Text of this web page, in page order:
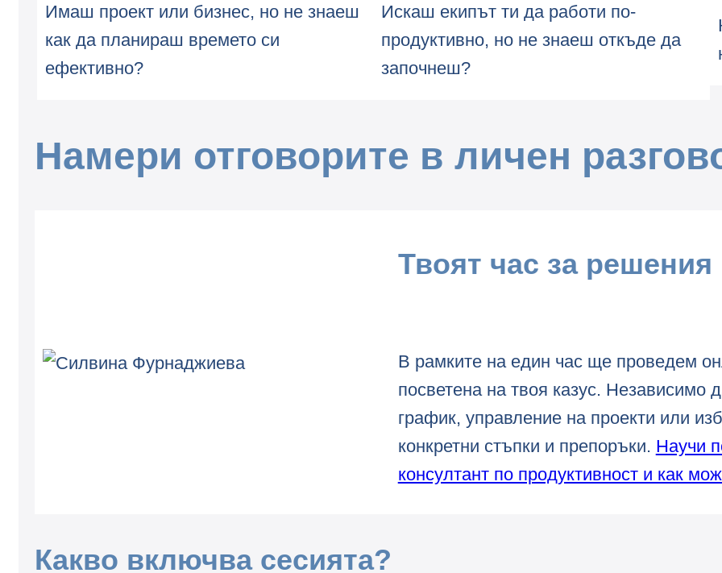
Имаш проект или бизнес, но не знаеш
как да планираш времето си
ефективно?
Искаш екипът ти да работи по-
продуктивно, но не знаеш откъде да
започнеш?
Намери отговорите в личен
Твоят час за решения
В рамките на един час ще проведем
посветена на твоя казус. Независимо
график, управление на проекти или
конкретни стъпки и препоръки. Научи
консултант по продуктивност и как
Какво включва сесията?